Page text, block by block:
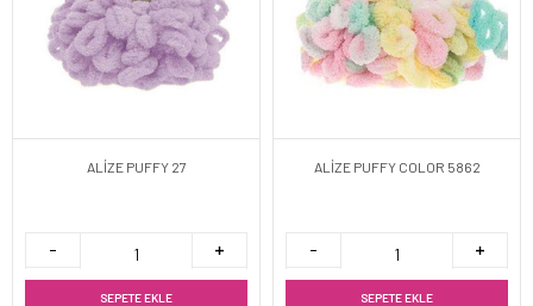
ALİZE PUFFY 27
SEPETE EKLE
ALİZE PUFFY COLOR 5862
SEPETE EKLE